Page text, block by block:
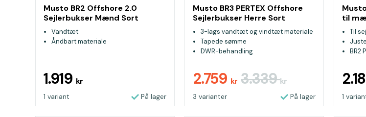
Musto BR2 Offshore 2.0
Sejlerbukser Mænd Sort
Vandtæt
Åndbart materiale
1.919 kr
1 variant På lager
Musto BR3 PERTEX Offshore
Sejlerbukser Herre Sort
3-lags vandtæt og vindtæt materiale
Tapede sømme
DWR-behandling
2.759 kr 3.339kr
3 varianter På lager
til
Til
BR2
1